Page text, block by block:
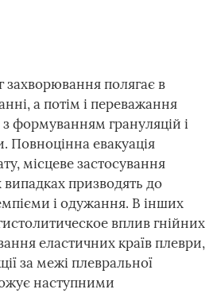
захворювання полягає в
а потім і переважання
з формуванням грануляцій і
евакуація
місцеве застосування
випадках призводять до
і одужання. В інших
вплив гнійних
еластичних країв плеври,
за межі плевральної
наступними